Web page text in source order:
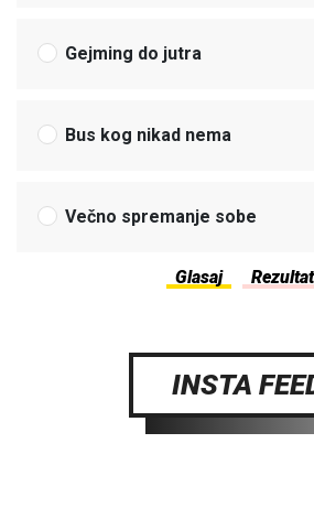
Gejming do jutra
Bus kog nikad nema
Večno spremanje sobe
INSTA